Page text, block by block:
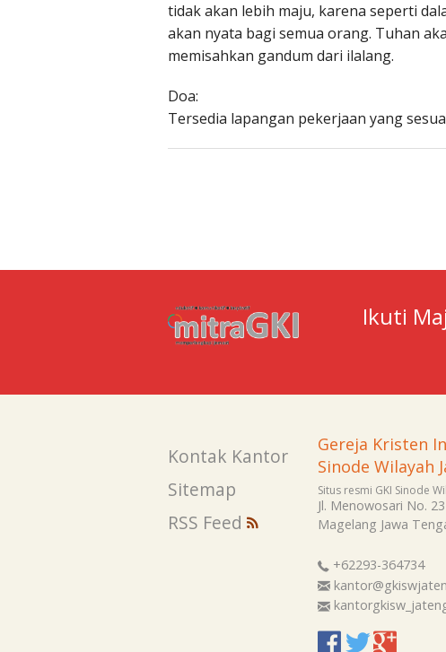
tidak akan lebih maju, karena seperti
akan nyata bagi semua orang. Tuhan
memisahkan gandum dari ilalang.
Doa:
Tersedia lapangan pekerjaan yang
Ikuti
Kontak Kantor
Sitemap
RSS Feed
Gereja Kristen
Sinode Wilayah
Situs resmi GKI Sinode
Jl. Menowosari No.
Magelang Jawa
+62293-364734